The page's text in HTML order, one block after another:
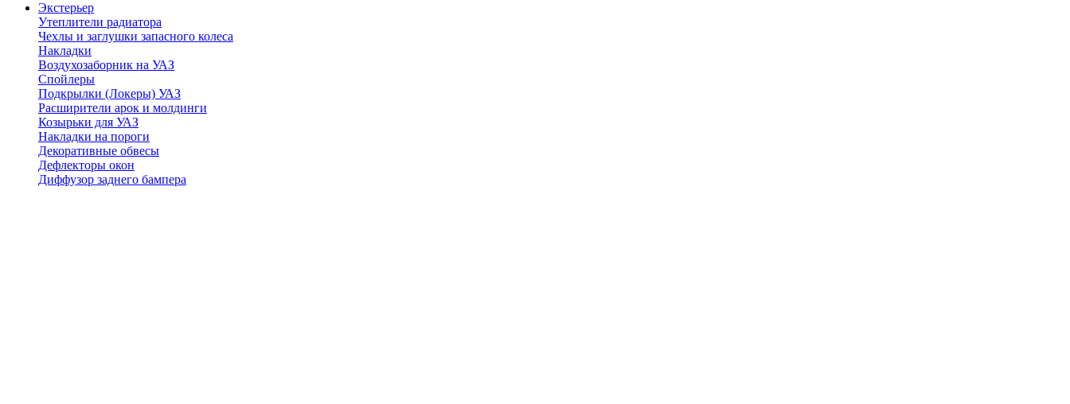
Экстерьер
Утеплители радиатора
Чехлы и заглушки запасного колеса
Накладки
Воздухозаборник на УАЗ
Спойлеры
Подкрылки (Локеры) УАЗ
Расширители арок и молдинги
Козырьки для УАЗ
Накладки на пороги
Декоративные обвесы
Дефлекторы окон
Диффузор заднего бампера